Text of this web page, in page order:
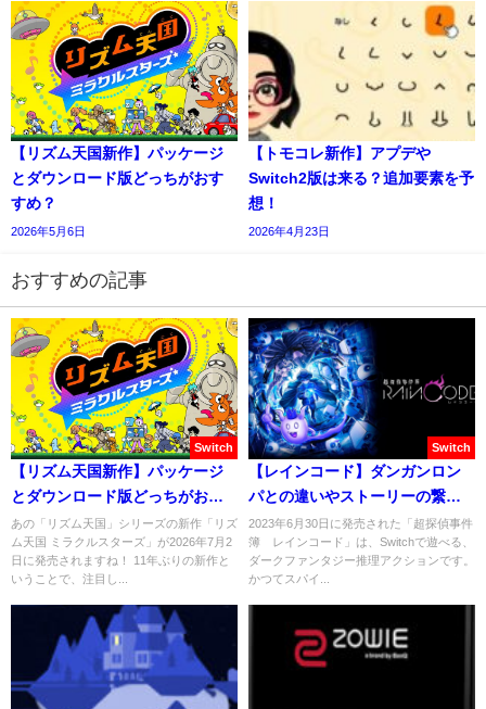
【リズム天国新作】パッケージ
とダウンロード版どっちがおす
すめ？
2026年5月6日
【トモコレ新作】アプデや
Switch2版は来る？追加要素を予
想！
2026年4月23日
おすすめの記事
Switch
【リズム天国新作】パッケージ
とダウンロード版どっちがおす
すめ？
あの「リズム天国」シリーズの新作「リズ
ム天国 ミラクルスターズ」が2026年7月2
日に発売されますね！ 11年ぶりの新作と
いうことで、注目し...
Switch
【レインコード】ダンガンロン
パとの違いやストーリーの繋が
りは？
2023年6月30日に発売された「超探偵事件
簿 レインコード」は、Switchで遊べる、
ダークファンタジー推理アクションです。
かつてスパイ...